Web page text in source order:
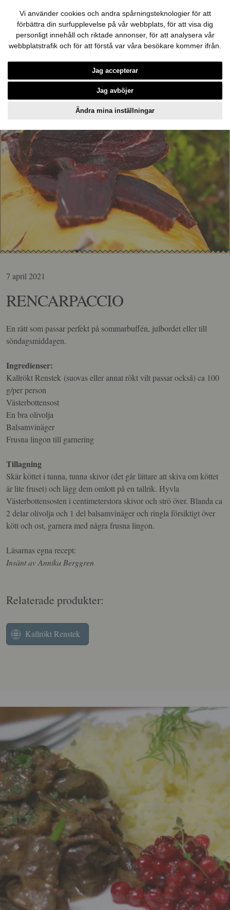
Vi använder cookies och andra spårningsteknologier för att
förbättra din surfupplevelse på vår webbplats, för att visa dig
personligt innehåll och riktade annonser, för att analysera vår
webbplatstrafik och för att förstå var våra besökare kommer ifrån.
Jag accepterar
Jag avböjer
Ändra mina inställningar
Hoppa till innehållet
7 april 2021
RENCARPACCIO
En rätt som passar perfekt på sommarbuffén, julbordet eller till
söndagsmiddagen.
Ingredienser:
Kallrökt Renstek (suovas eller annat rökt vilt passar också) ca 100
g/per person
Västerbottensost
En bra olivolja
Balsamvinäger
Frusna lingon till garnering
Tillagning
Skär köttet i tunna, tunna skivor (det går lättare att skiva om köttet
är lite fruset) och lägg dem omlott på en tallrik. Hyvla
Västerbottensosten i centimeterstora skivor och strö över. Blanda ca
2 delar olivolja och 1 del balsamvinäger och ringla försiktigt över
kött och ost, garnera med några frusna lingon.
Läsarnas egna recept:
Insänt av Annika Berggren
Relaterade produkter:
Kallrökt Renstek